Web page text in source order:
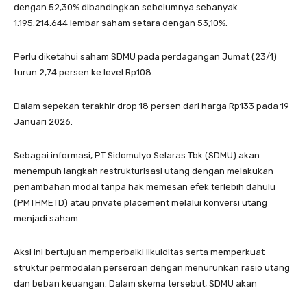
dengan 52,30% dibandingkan sebelumnya sebanyak
1.195.214.644 lembar saham setara dengan 53,10%.
Perlu diketahui saham SDMU pada perdagangan Jumat (23/1)
turun 2,74 persen ke level Rp108.
Dalam sepekan terakhir drop 18 persen dari harga Rp133 pada 19
Januari 2026.
Sebagai informasi, PT Sidomulyo Selaras Tbk (SDMU) akan
menempuh langkah restrukturisasi utang dengan melakukan
penambahan modal tanpa hak memesan efek terlebih dahulu
(PMTHMETD) atau private placement melalui konversi utang
menjadi saham.
Aksi ini bertujuan memperbaiki likuiditas serta memperkuat
struktur permodalan perseroan dengan menurunkan rasio utang
dan beban keuangan. Dalam skema tersebut, SDMU akan